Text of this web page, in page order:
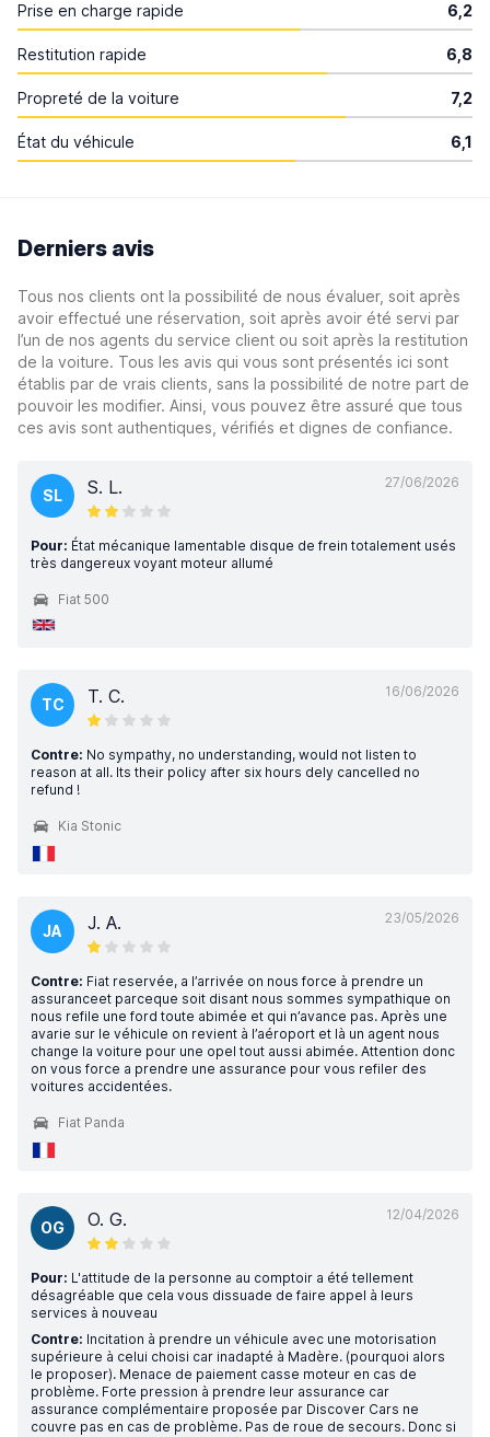
Prise en charge rapide 6,2
Restitution rapide 6,8
Propreté de la voiture 7,2
État du véhicule 6,1
Derniers avis
Tous nos clients ont la possibilité de nous évaluer, soit après
avoir effectué une réservation, soit après avoir été servi par
l’un de nos agents du service client ou soit après la restitution
de la voiture. Tous les avis qui vous sont présentés ici sont
établis par de vrais clients, sans la possibilité de notre part de
pouvoir les modifier. Ainsi, vous pouvez être assuré que tous
ces avis sont authentiques, vérifiés et dignes de confiance.
27/06/2026
SL S. L.
Pour: État mécanique lamentable disque de frein totalement usés
très dangereux voyant moteur allumé
Fiat 500
16/06/2026
TC T. C.
Contre: No sympathy, no understanding, would not listen to
reason at all. Its their policy after six hours dely cancelled no
refund !
Kia Stonic
23/05/2026
JA J. A.
Contre: Fiat reservée, a l’arrivée on nous force à prendre un
assuranceet parceque soit disant nous sommes sympathique on
nous refile une ford toute abimée et qui n’avance pas. Après une
avarie sur le véhicule on revient à l’aéroport et là un agent nous
change la voiture pour une opel tout aussi abimée. Attention donc
on vous force a prendre une assurance pour vous refiler des
voitures accidentées.
Fiat Panda
12/04/2026
OG O. G.
Pour: L'attitude de la personne au comptoir a été tellement
désagréable que cela vous dissuade de faire appel à leurs
services à nouveau
Contre: Incitation à prendre un véhicule avec une motorisation
supérieure à celui choisi car inadapté à Madère. (pourquoi alors
le proposer). Menace de paiement casse moteur en cas de
problème. Forte pression à prendre leur assurance car
assurance complémentaire proposée par Discover Cars ne
couvre pas en cas de problème. Pas de roue de secours. Donc si